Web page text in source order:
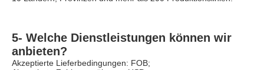
5- Welche Dienstleistungen können wir
anbieten?
Akzeptierte Lieferbedingungen: FOB;